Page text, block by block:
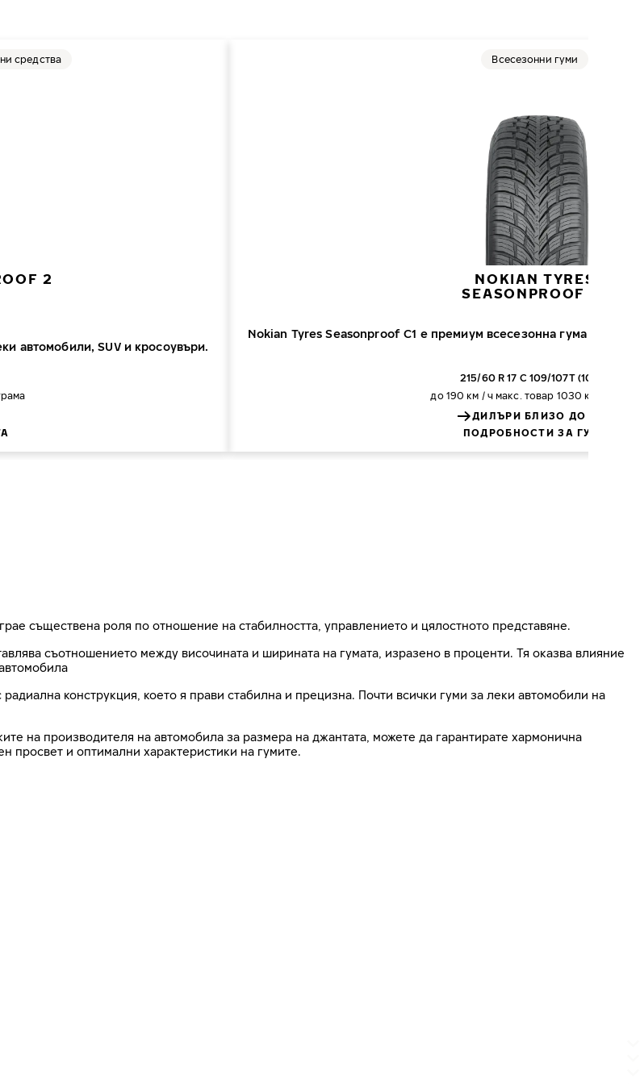
2
автомобили, SUV и кросоувъри.
средства
NOKIAN TYRES
SEASONPROOF C1
Nokian Tyres Seasonproof C1 е премиум всесезонна гума за
Всесезонни гуми
215/60 R 17 C 109/107T (104H)
до 190 км / ч макс. товар 1030 килограма
ДИЛЪРИ БЛИЗО ДО ВАС
ПОДРОБНОСТИ ЗА ГУМАТА
съществена роля по отношение на стабилността, управлението и цялостното представяне.
съотношението между височината и ширината на гумата, изразено в проценти. Тя оказва влияние
радиална конструкция, което я прави стабилна и прецизна. Почти всички гуми за леки автомобили на
на производителя на автомобила за размера на джантата, можете да гарантирате хармонична
просвет и оптимални характеристики на гумите.